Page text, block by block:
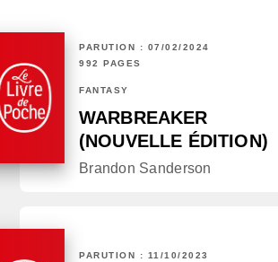
PARUTION : 07/02/2024
992 PAGES
FANTASY
WARBREAKER
(NOUVELLE ÉDITION)
Brandon Sanderson
PARUTION : 11/10/2023